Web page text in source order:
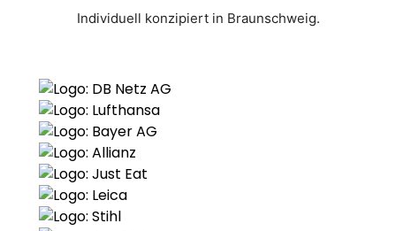
Individuell konzipiert in Braunschweig.